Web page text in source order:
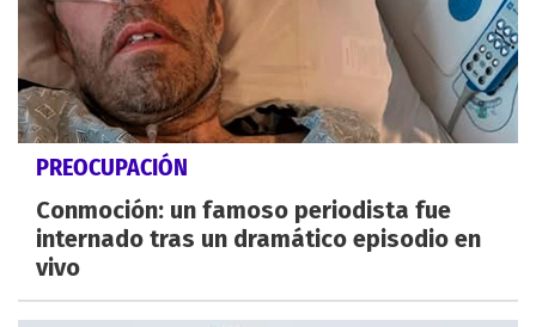
PREOCUPACIÓN
Conmoción: un famoso periodista fue
internado tras un dramático episodio en
vivo